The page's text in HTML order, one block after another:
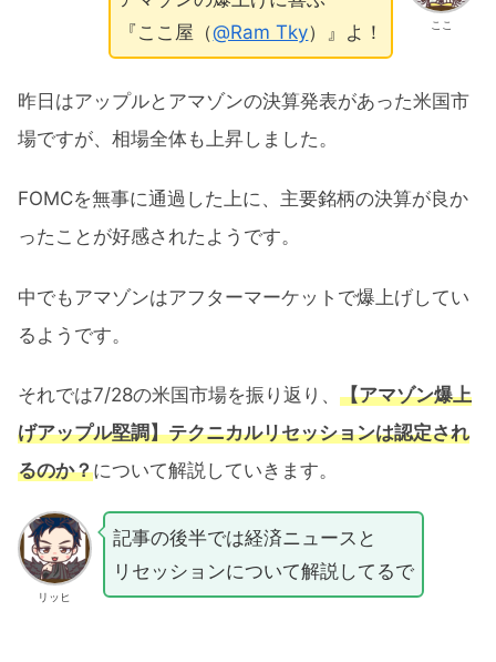
ここ
『ここ屋（@Ram Tky）』よ！
昨日はアップルとアマゾンの決算発表があった米国市
場ですが、相場全体も上昇しました。
FOMCを無事に通過した上に、主要銘柄の決算が良か
ったことが好感されたようです。
中でもアマゾンはアフターマーケットで爆上げしてい
るようです。
それでは7/28の米国市場を振り返り、 【アマゾン爆上
げアップル堅調】テクニカルリセッションは認定され
るのか？について解説していきます。
リッヒ
記事の後半では経済ニュースと
リセッションについて解説してるで